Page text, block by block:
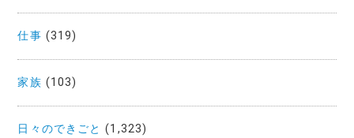
仕事 (319)
家族 (103)
日々のできごと (1,323)